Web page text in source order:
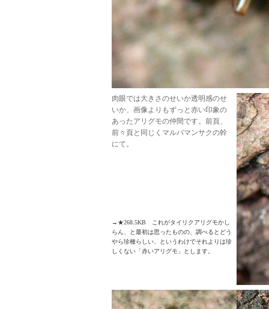
肉眼では大きさのせいか透明感のせ
いか、画像よりもずっと赤い印象の
あったアリグモの仲間です。前頁、
前々頁と同じくマルバマンサクの幹
にて。
→★268.5KB これがタイリクアリグモかし
らん、と最初は思ったものの、調べるとどう
やら珍種らしい、というわけでそれよりは珍
しくない「赤いアリグモ」とします。